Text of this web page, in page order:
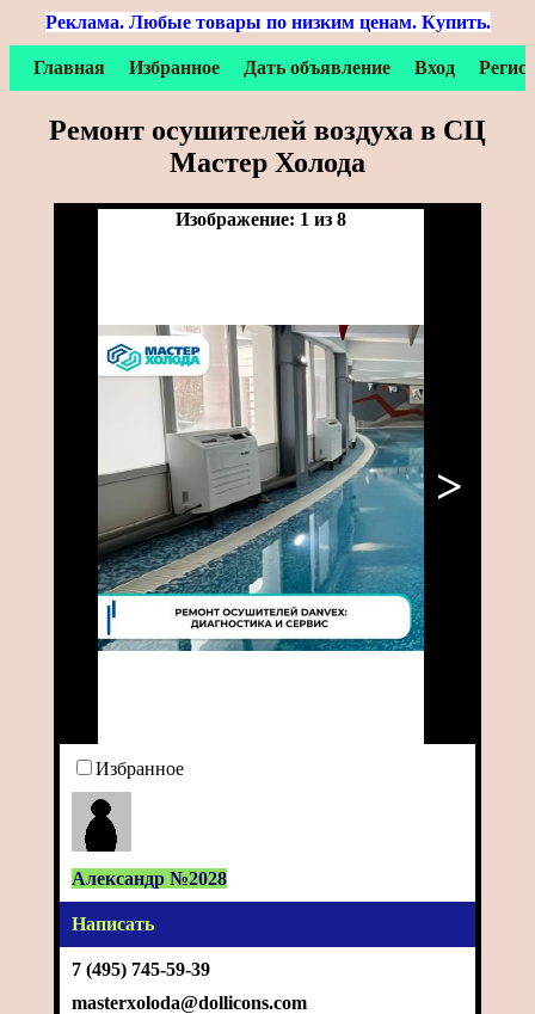
Реклама. Любые товары по низким ценам. Купить.
Главная Избранное Дать объявление Вход
Ремонт осушителей воздуха в СЦ
Мастер Холода
Изображение: 1 из 8
>
Избранное
Александр №2028
Написать
7 (495) 745-59-39
masterxoloda@dollicons.com